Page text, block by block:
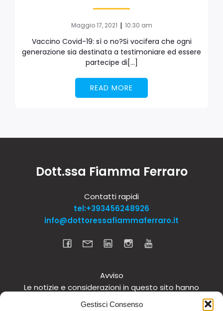
Gestisci Consenso
Maggio 17, 2021 | 10:30 am
Vaccino Covid-19: sì o no?Si vocifera che ogni
generazione sia destinata a testimoniare ed essere
partecipe di[…]
READ MORE
Dott.ssa Fiamma Ferraro
Contatti rapidi
tel:+393456248926
info@dottoressafiammaferraro.it
Avviso
Le notizie e considerazioni in questo sito hanno
carattere informativo generale e non intendono in